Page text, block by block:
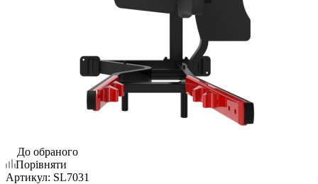
До обраного
Порівняти
Артикул: SL7031